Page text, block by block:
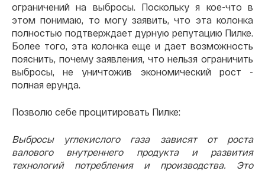
ограничений на выбросы. Поскольку я кое-что в
этом понимаю, то могу заявить, что эта колонка
полностью подтверждает дурную репутацию Пилке.
Более того, эта колонка еще и дает возможность
пояснить, почему заявления, что нельзя ограничить
выбросы, не уничтожив экономический рост -
полная ерунда.
Позволю себе процитировать Пилке:
Выбросы углекислого газа зависят от роста
валового внутреннего продукта и развития
технологий потребления и производства. Это